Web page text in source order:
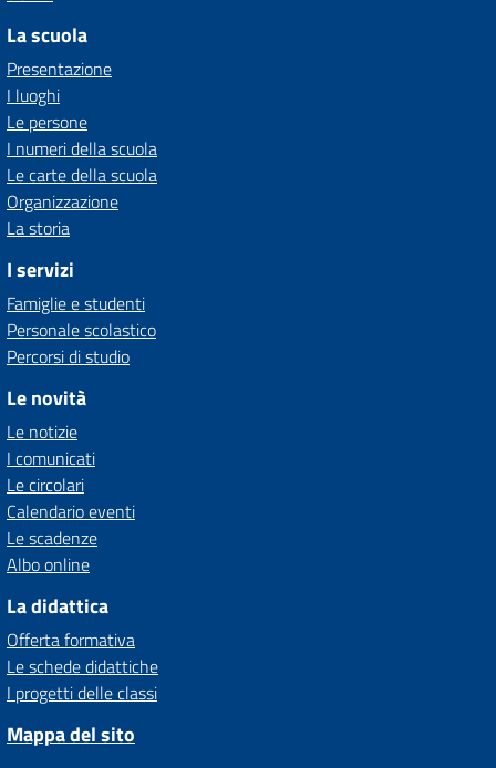
La scuola
Presentazione
I luoghi
Le persone
I numeri della scuola
Le carte della scuola
Organizzazione
La storia
I servizi
Famiglie e studenti
Personale scolastico
Percorsi di studio
Le novità
Le notizie
I comunicati
Le circolari
Calendario eventi
Le scadenze
Albo online
La didattica
Offerta formativa
Le schede didattiche
I progetti delle classi
Mappa del sito